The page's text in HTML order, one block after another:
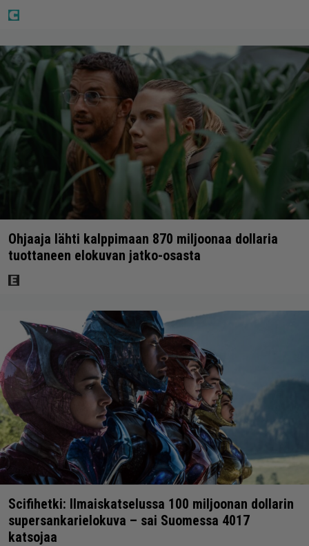
Ohjaaja lähti kalppimaan 870 miljoonaa dollaria
tuottaneen elokuvan jatko-osasta
Scifihetki: Ilmaiskatselussa 100 miljoonan dollarin
supersankarielokuva – sai Suomessa 4017
katsojaa